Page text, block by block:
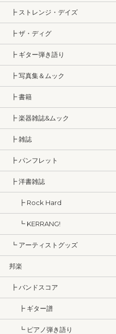
┣ ストレンジ・デイズ
┣ ザ・ディグ
┣ ギター弾き語り
┣ 写真集＆ムック
┣ 書籍
┣ 楽器雑誌&ムック
┣ 雑誌
┣ パンフレット
┣ 洋書雑誌
┣ Rock Hard
┗ KERRANG!
┗ アーティストグッズ
邦楽
┣ バンドスコア
┣ ギター譜
┗ ピアノ弾き語り